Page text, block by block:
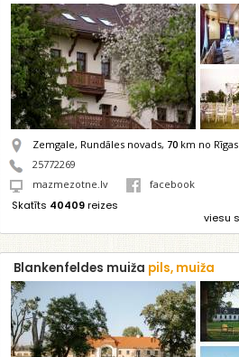
Zemgale, Rundāles novads, 70 km no Rīgas
25772269
mazmezotne.lv
facebook
Skatīts 40409reizes
viesu
Blankenfeldes muiža pils, muiža